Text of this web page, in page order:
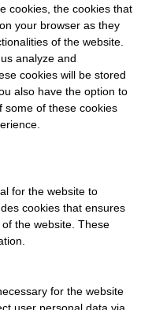
cookies, the cookies that
your browser as they
of the website.
analyze and
cookies will be stored
also have the option to
some of these cookies
for the website to
cookies that ensures
the website. These
for the website